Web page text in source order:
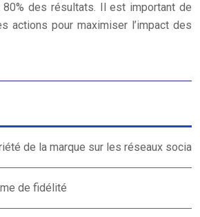
des résultats. Il est important de
actions pour maximiser l’impact des
de la marque sur les réseaux
de fidélité